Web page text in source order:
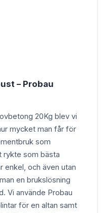
– Probau
20Kg blev vi
mycket man får för
som
rykte som bästa
enkel, och även utan
en brukslösning
Vi använde Probau
för en altan samt